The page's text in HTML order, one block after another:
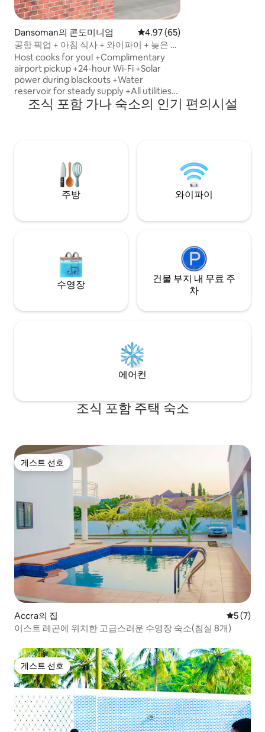
Dansoman의 콘도미니엄 평점 4.97점(5점 만점), 후기 65
4.97 (65)
공항 픽업 + 아침 식사 + 와이파이 + 늦은 체
크아웃
Host cooks for you! +Complimentary
airport pickup +24-hour Wi-Fi +Solar
power during blackouts +Water
reservoir for steady supply +All utilities
included (Electricity, water, internet)
+Enjoy Fresh coconuts, bananas, and
your apartment +Curated local tours
+Explore the city & beyond with our
Toyota RAV4 SUV rental service
조식 포함 가나 숙소의 인기 편의시설
주방 와이파이
수영장
건물 부지 내 무료 주
차
에어컨
조식 포함 주택 숙소
게스트 선호
게스트 선호
Accra의 집 평점 5점
5 (7)
이스트 레곤에 위치한 고급스러운 수영장 숙소(침실 8개)
게스트 선호
게스트 선호